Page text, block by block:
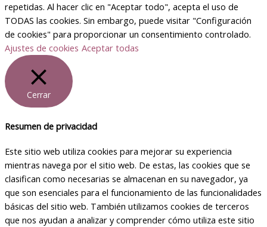
repetidas. Al hacer clic en "Aceptar todo", acepta el uso de
TODAS las cookies. Sin embargo, puede visitar "Configuración
de cookies" para proporcionar un consentimiento controlado.
Ajustes de cookies Aceptar todas
Cerrar
Resumen de privacidad
Este sitio web utiliza cookies para mejorar su experiencia
mientras navega por el sitio web. De estas, las cookies que se
clasifican como necesarias se almacenan en su navegador, ya
que son esenciales para el funcionamiento de las funcionalidades
básicas del sitio web. También utilizamos cookies de terceros
que nos ayudan a analizar y comprender cómo utiliza este sitio